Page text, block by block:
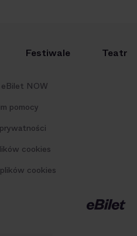
Festiwale Teatr
eBilet NOW
pomocy
cookies
cookies